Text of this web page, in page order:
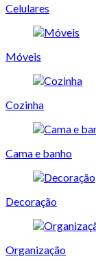
Celulares
Móveis
Cozinha
Cama e banho
Decoração
Organização